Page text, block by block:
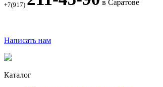
+7(917) в Саратове
Написать нам
Каталог